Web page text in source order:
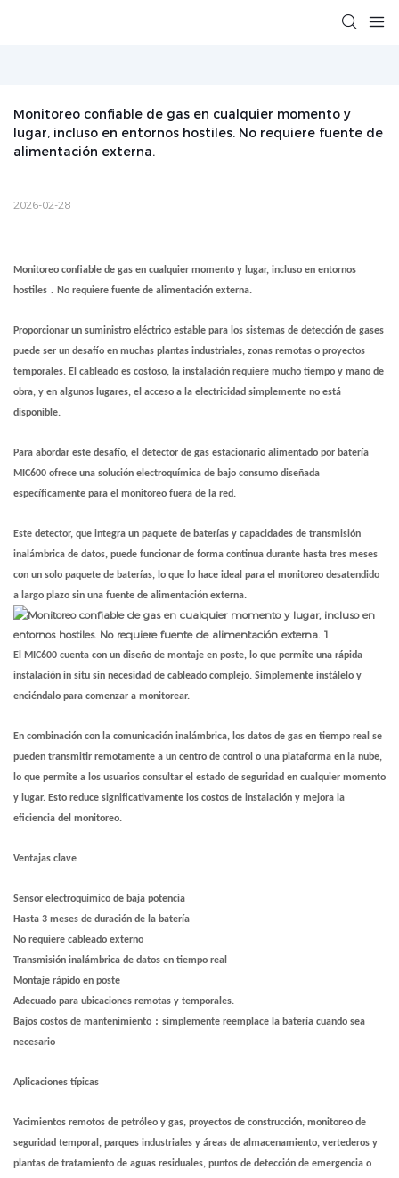
Monitoreo confiable de gas en cualquier momento y
lugar, incluso en entornos hostiles. No requiere fuente de
alimentación externa.
2026-02-28
Monitoreo confiable de gas en cualquier momento y lugar, incluso en entornos
hostiles . No requiere fuente de alimentación externa.
Proporcionar un suministro eléctrico estable para los sistemas de detección de gases
puede ser un desafío en muchas plantas industriales, zonas remotas o proyectos
temporales. El cableado es costoso, la instalación requiere mucho tiempo y mano de
obra, y en algunos lugares, el acceso a la electricidad simplemente no está
disponible.
Para abordar este desafío, el detector de gas estacionario alimentado por batería
MIC600 ofrece una solución electroquímica de bajo consumo diseñada
específicamente para el monitoreo fuera de la red.
Este detector, que integra un paquete de baterías y capacidades de transmisión
inalámbrica de datos, puede funcionar de forma continua durante hasta tres meses
con un solo paquete de baterías, lo que lo hace ideal para el monitoreo desatendido
a largo plazo sin una fuente de alimentación externa.
El MIC600 cuenta con un diseño de montaje en poste, lo que permite una rápida
instalación in situ sin necesidad de cableado complejo. Simplemente instálelo y
enciéndalo para comenzar a monitorear.
En combinación con la comunicación inalámbrica, los datos de gas en tiempo real se
pueden transmitir remotamente a un centro de control o una plataforma en la nube,
lo que permite a los usuarios consultar el estado de seguridad en cualquier momento
y lugar. Esto reduce significativamente los costos de instalación y mejora la
eficiencia del monitoreo.
Ventajas clave
Sensor electroquímico de baja potencia
Hasta 3 meses de duración de la batería
No requiere cableado externo
Transmisión inalámbrica de datos en tiempo real
Montaje rápido en poste
Adecuado para ubicaciones remotas y temporales.
Bajos costos de mantenimiento : simplemente reemplace la batería cuando sea
necesario
Aplicaciones típicas
Yacimientos remotos de petróleo y gas, proyectos de construcción, monitoreo de
seguridad temporal, parques industriales y áreas de almacenamiento, vertederos y
plantas de tratamiento de aguas residuales, puntos de detección de emergencia o